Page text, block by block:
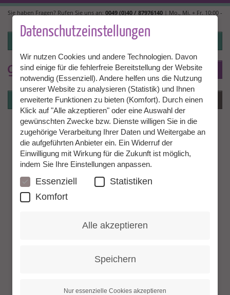
Direkt
zum
Inhalt
Sie haben Fragen? Rufen Sie uns an: 0049 (0)40 / 87976140 | Mo., Mi. + Fr. 10:00 -
DE
Login Menü
Datenschutzeinstellungen
Wir nutzen Cookies und andere Technologien. Davon
sind einige für die fehlerfreie Bereitstellung der Website
notwendig (Essenziell). Andere helfen uns die Nutzung
unserer Website zu analysieren (Statistik) und Ihnen
erweiterte Funktionen zu bieten (Komfort). Durch einen
Klick auf "Alle akzeptieren" oder eine Auswahl der
gewünschten Zwecke bzw. Dienste willigen Sie in die
zugehörige Verarbeitung Ihrer Daten und Weitergabe an
die aufgeführten Anbieter ein. Ein Widerruf der
Einwilligung mit Wirkung für die Zukunft ist möglich,
indem Sie Ihre Einstellungen anpassen.
Essenziell
Statistiken
Komfort
Alle akzeptieren
Speichern
Nur essenzielle Cookies akzeptieren